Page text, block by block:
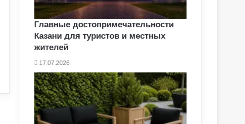
Главные достопримечательности
Казани для туристов и местных
жителей
17.07.2026